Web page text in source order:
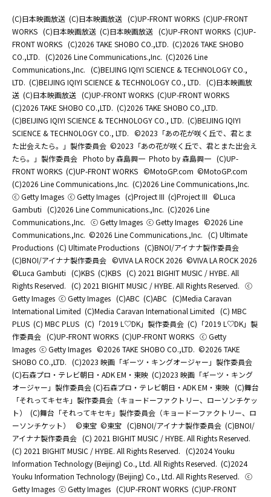
(C)日本映画放送 (C)日本映画放送 (C)UP-FRONT WORKS (C)UP-FRONT
WORKS (C)日本映画放送 (C)日本映画放送 (C)UP-FRONT WORKS (C)UP-
FRONT WORKS (C)2026 TAKE SHOBO CO.,LTD. (C)2026 TAKE SHOBO
CO.,LTD. (C)2026 Line Communications.,Inc. (C)2026 Line
Communications.,Inc. (C)BEIJING IQIYI SCIENCE & TECHNOLOGY CO.,
LTD. (C)BEIJING IQIYI SCIENCE & TECHNOLOGY CO., LTD. (C)日本映画放
送 (C)日本映画放送 (C)UP-FRONT WORKS (C)UP-FRONT WORKS
(C)2026 TAKE SHOBO CO.,LTD. (C)2026 TAKE SHOBO CO.,LTD.
(C)BEIJING IQIYI SCIENCE & TECHNOLOGY CO., LTD. (C)BEIJING IQIYI
SCIENCE & TECHNOLOGY CO., LTD. ©2023「あの花が咲く丘で、君とま
た出会えたら。」製作委員会 ©2023「あの花が咲く丘で、君とまた出会え
たら。」製作委員会 Photo by 森島興一 Photo by 森島興一 (C)UP-
FRONT WORKS (C)UP-FRONT WORKS ©MotoGP.com ©MotoGP.com
(C)2026 Line Communications.,Inc. (C)2026 Line Communications.,Inc.
ⓒ Getty Images ⓒ Getty Images (c)Project III (c)Project III ©Luca
Gambuti (C)2026 Line Communications.,Inc. (C)2026 Line
Communications.,Inc. ⓒ Getty Images ⓒ Getty Images ©2026 Line
Communications.,Inc. ©2026 Line Communications.,Inc. (C) Ultimate
Productions (C) Ultimate Productions (C)BNOI/アイナナ製作委員会
(C)BNOI/アイナナ製作委員会 ©️VIVA LA ROCK 2026 ©️VIVA LA ROCK 2026
©Luca Gambuti (C)KBS (C)KBS (C) 2021 BIGHIT MUSIC / HYBE. All
Rights Reserved. (C) 2021 BIGHIT MUSIC / HYBE. All Rights Reserved. ⓒ
Getty Images ⓒ Getty Images (C)ABC (C)ABC (C)Media Caravan
International Limited (C)Media Caravan International Limited (C) MBC
PLUS (C) MBC PLUS (C)「2019 L♡DK」製作委員会 (C)「2019 L♡DK」製
作委員会 (C)UP-FRONT WORKS (C)UP-FRONT WORKS ⓒ Getty
Images ⓒ Getty Images ©2026 TAKE SHOBO CO.,LTD. ©2026 TAKE
SHOBO CO.,LTD. (C)2023 映画「ギーツ・キングオージャー」製作委員会
(C)石森プロ・テレビ朝日・ADK EM・東映 (C)2023 映画「ギーツ・キング
オージャー」製作委員会 (C)石森プロ・テレビ朝日・ADK EM・東映 (C)舞台
「それってキセキ」製作委員会（キョードーファクトリー、ローソンチケッ
ト）
(C)舞台「それってキセキ」製作委員会（キョードーファクトリー、ロ
ーソンチケット）
©東宝 ©東宝 (C)BNOI/アイナナ製作委員会 (C)BNOI/
アイナナ製作委員会 (C) 2021 BIGHIT MUSIC / HYBE. All Rights Reserved.
(C) 2021 BIGHIT MUSIC / HYBE. All Rights Reserved. (C)2024 Youku
Information Technology (Beijing) Co., Ltd. All Rights Reserved. (C)2024
Youku Information Technology (Beijing) Co., Ltd. All Rights Reserved. ⓒ
Getty Images ⓒ Getty Images (C)UP-FRONT WORKS (C)UP-FRONT